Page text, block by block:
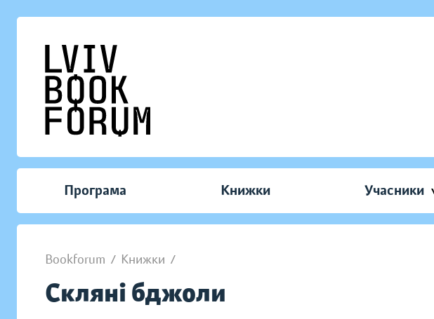
Програма Книжки Учасники
Bookforum / Книжки /
Скляні бджоли